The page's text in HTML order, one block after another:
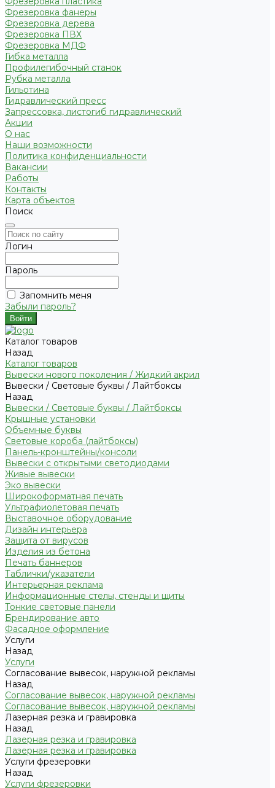
Фрезеровка фанеры
Фрезеровка дерева
Фрезеровка ПВХ
Фрезеровка МДФ
Гибка металла
Профилегибочный станок
Рубка металла
Гильотина
Гидравлический пресс
Запрессовка, листогиб гидравлический
Акции
О нас
Наши возможности
Политика конфиденциальности
Вакансии
Работы
Контакты
Карта объектов
Поиск
Логин
Пароль
Запомнить меня
Забыли пароль?
Каталог товаров
Назад
Каталог товаров
Вывески нового поколения / Жидкий акрил
Вывески / Световые буквы / Лайтбоксы
Назад
Вывески / Световые буквы / Лайтбоксы
Крышные установки
Объемные буквы
Световые короба (лайтбоксы)
Панель-кронштейны/консоли
Вывески с открытыми светодиодами
Живые вывески
Эко вывески
Широкоформатная печать
Ультрафиолетовая печать
Выставочное оборудование
Дизайн интерьера
Защита от вирусов
Изделия из бетона
Печать баннеров
Таблички/указатели
Интерьерная реклама
Информационные стелы, стенды и щиты
Тонкие световые панели
Брендирование авто
Фасадное оформление
Услуги
Назад
Услуги
Согласование вывесок, наружной рекламы
Назад
Согласование вывесок, наружной рекламы
Согласование вывесок, наружной рекламы
Лазерная резка и гравировка
Назад
Лазерная резка и гравировка
Лазерная резка и гравировка
Услуги фрезеровки
Назад
Услуги фрезеровки